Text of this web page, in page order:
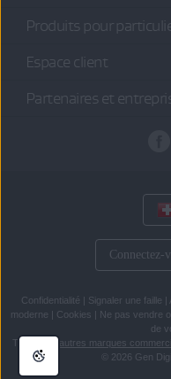
Produits pour
Espace client
Partenaires et
Connectez-
Confidentialité | Signaler une faille |
moderne | Cookies | Ne pas vendre
de
Toutes les autres marques
© 2026 Gen